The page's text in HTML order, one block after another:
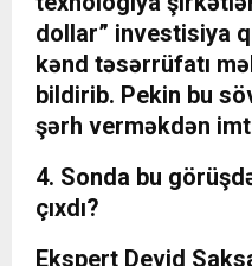
dollar” investisiya
kənd təsərrüfatı
bildirib. Pekin bu
şərh verməkdən
4. Sonda bu
çıxdı?
Ekspert Devid